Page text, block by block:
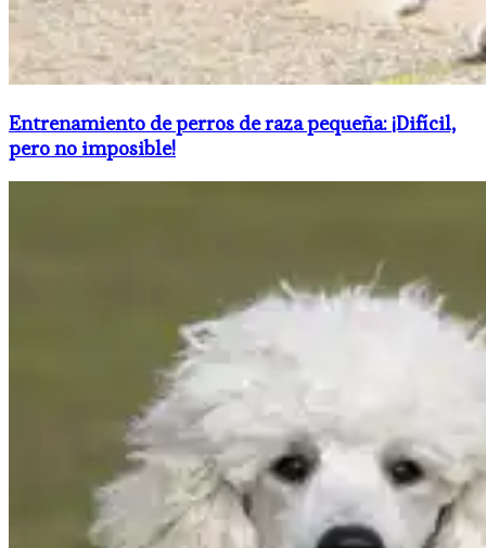
Entrenamiento de perros de raza pequeña: ¡Difícil,
pero no imposible!